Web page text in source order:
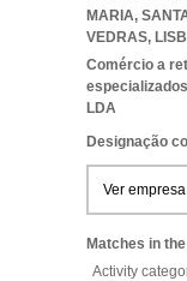
MARIA,
VEDRAS,
Comércio a
especializados
LDA
Designação
Ver empresa
Matches in
Activity